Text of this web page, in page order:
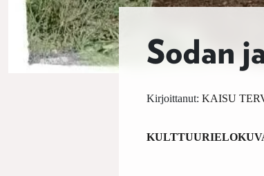
Sodan
Kirjoittanut: KAISU
KULTTUURI